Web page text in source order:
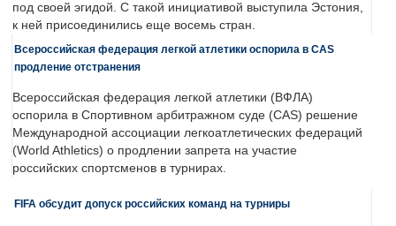
под своей эгидой. С такой инициативой выступила Эстония,
к ней присоединились еще восемь стран.
Всероссийская федерация легкой атлетики оспорила в CAS
продление отстранения
Всероссийская федерация легкой атлетики (ВФЛА)
оспорила в Спортивном арбитражном суде (CAS) решение
Международной ассоциации легкоатлетических федераций
(World Athletics) о продлении запрета на участие
российских спортсменов в турнирах.
FIFA обсудит допуск российских команд на турниры